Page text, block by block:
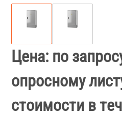
Цена: по
опросному
стоимости в